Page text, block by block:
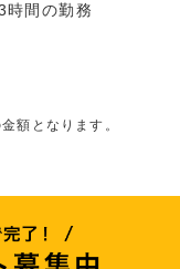
時間の勤務
額となります。